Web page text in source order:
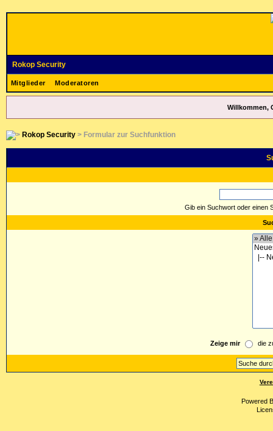
Rokop Security
Mitglieder Moderatoren
Willkommen,
Rokop Security> Formular zur Suchfunktion
Gib ein Suchwort oder einen
Zeige mir die
Powered